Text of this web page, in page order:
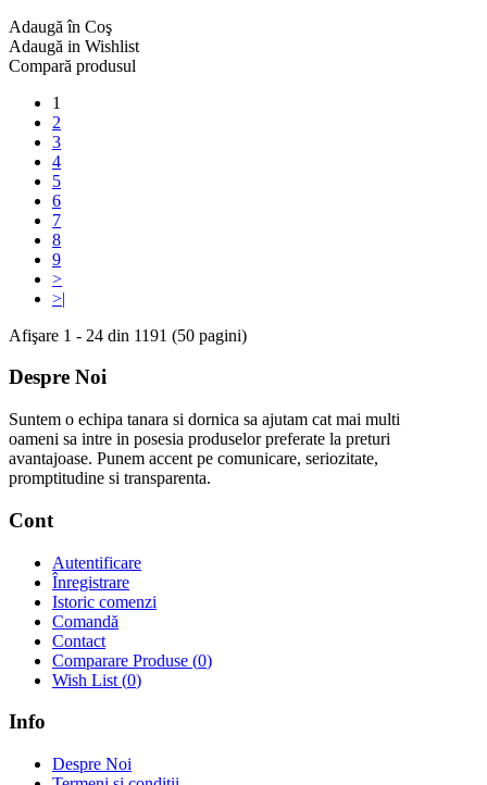
Adaugă în Coş
Adaugă in Wishlist
Compară produsul
1
2
3
4
5
6
7
8
9
>
>|
Afişare 1 - 24 din 1191 (50 pagini)
Despre Noi
Suntem o echipa tanara si dornica sa ajutam cat mai multi
oameni sa intre in posesia produselor preferate la preturi
avantajoase. Punem accent pe comunicare, seriozitate,
promptitudine si transparenta.
Cont
Autentificare
Înregistrare
Istoric comenzi
Comandă
Contact
Comparare Produse (0)
Wish List (0)
Info
Despre Noi